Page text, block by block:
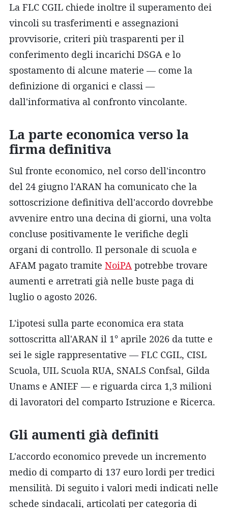
La FLC CGIL chiede inoltre il superamento dei
vincoli su trasferimenti e assegnazioni
provvisorie, criteri più trasparenti per il
conferimento degli incarichi DSGA e lo
spostamento di alcune materie — come la
definizione di organici e classi —
dall'informativa al confronto vincolante.
La parte economica verso la
firma definitiva
Sul fronte economico, nel corso dell'incontro
del 24 giugno l'ARAN ha comunicato che la
sottoscrizione definitiva dell'accordo dovrebbe
avvenire entro una decina di giorni, una volta
concluse positivamente le verifiche degli
organi di controllo. Il personale di scuola e
AFAM pagato tramite NoiPA potrebbe trovare
aumenti e arretrati già nelle buste paga di
luglio o agosto 2026.
L'ipotesi sulla parte economica era stata
sottoscritta all'ARAN il 1° aprile 2026 da tutte e
sei le sigle rappresentative — FLC CGIL, CISL
Scuola, UIL Scuola RUA, SNALS Confsal, Gilda
Unams e ANIEF — e riguarda circa 1,3 milioni
di lavoratori del comparto Istruzione e Ricerca.
Gli aumenti già definiti
L'accordo economico prevede un incremento
medio di comparto di 137 euro lordi per tredici
mensilità. Di seguito i valori medi indicati nelle
schede sindacali, articolati per categoria di